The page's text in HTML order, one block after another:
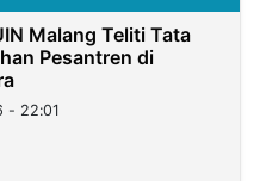
Malang Teliti Tata
Pesantren di
- 22:01